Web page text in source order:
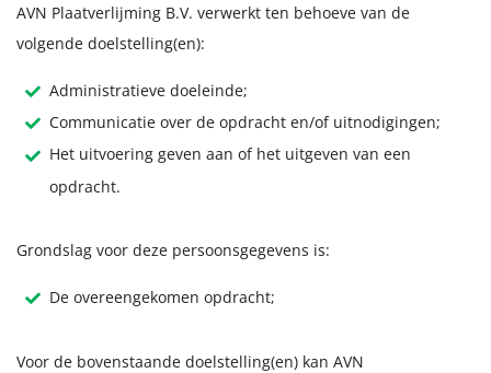
AVN Plaatverlijming B.V. verwerkt ten behoeve van de
volgende doelstelling(en):
Administratieve doeleinde;
Communicatie over de opdracht en/of uitnodigingen;
Het uitvoering geven aan of het uitgeven van een
opdracht.
Grondslag voor deze persoonsgegevens is:
De overeengekomen opdracht;
Voor de bovenstaande doelstelling(en) kan AVN